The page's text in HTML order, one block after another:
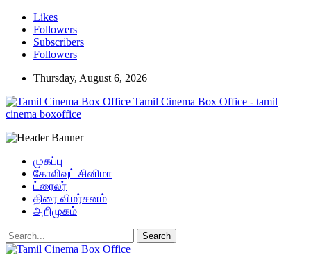
Likes
Followers
Subscribers
Followers
Thursday, August 6, 2026
Tamil Cinema Box Office - tamil
cinema boxoffice
முகப்பு
கோலிவுட் சினிமா
ட்ரைலர்
திரை விமர்சனம்
அறிமுகம்